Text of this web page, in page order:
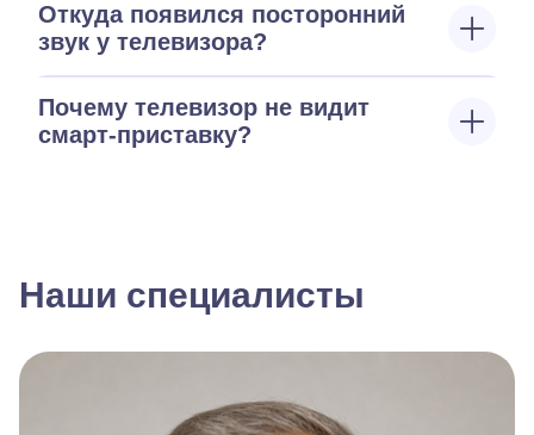
Откуда появился посторонний
звук у телевизора?
Почему телевизор не видит
смарт-приставку?
Наши специалисты